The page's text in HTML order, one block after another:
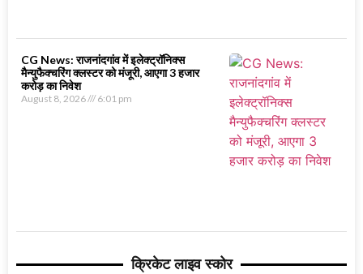
CG News: राजनांदगांव में इलेक्ट्रॉनिक्स
मैन्युफैक्चरिंग क्लस्टर को मंजूरी, आएगा 3 हजार
करोड़ का निवेश
August 8, 2026 6:01 pm
क्रिकेट लाइव स्कोर